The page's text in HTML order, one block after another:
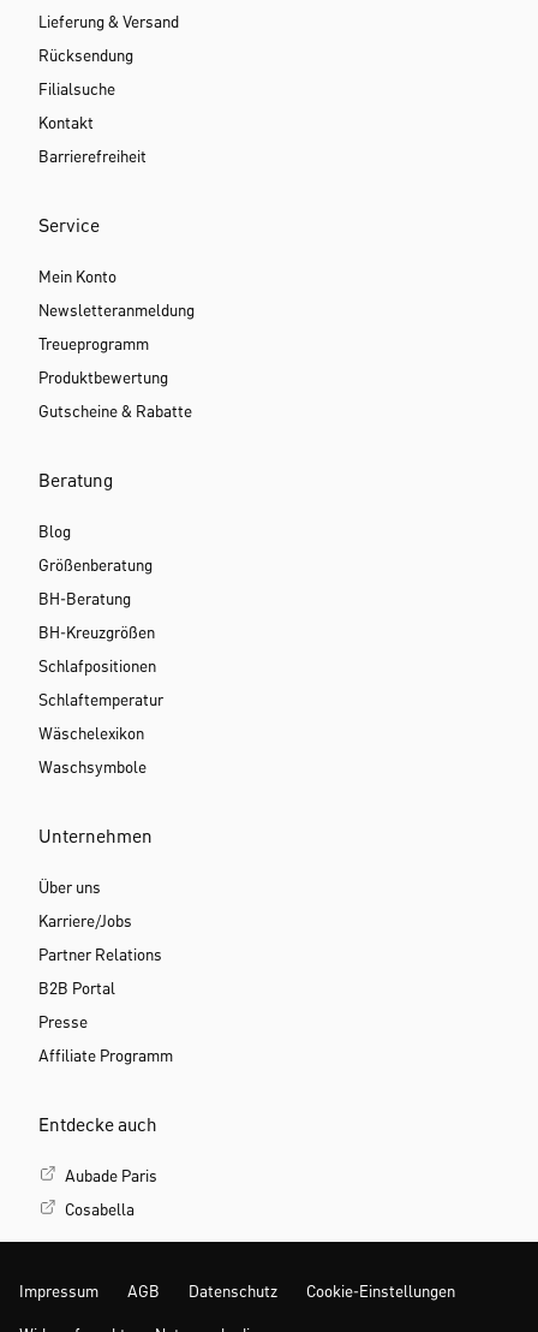
Lieferung & Versand
Rücksendung
Filialsuche
Kontakt
Barrierefreiheit
Service
Mein Konto
Newsletteranmeldung
Treueprogramm
Produktbewertung
Gutscheine & Rabatte
Beratung
Blog
Größenberatung
BH-Beratung
BH-Kreuzgrößen
Schlafpositionen
Schlaftemperatur
Wäschelexikon
Waschsymbole
Unternehmen
Über uns
Karriere/Jobs
Partner Relations
B2B Portal
Presse
Affiliate Programm
Entdecke auch
Aubade Paris
Cosabella
Impressum AGB Datenschutz Cookie-Einstellungen